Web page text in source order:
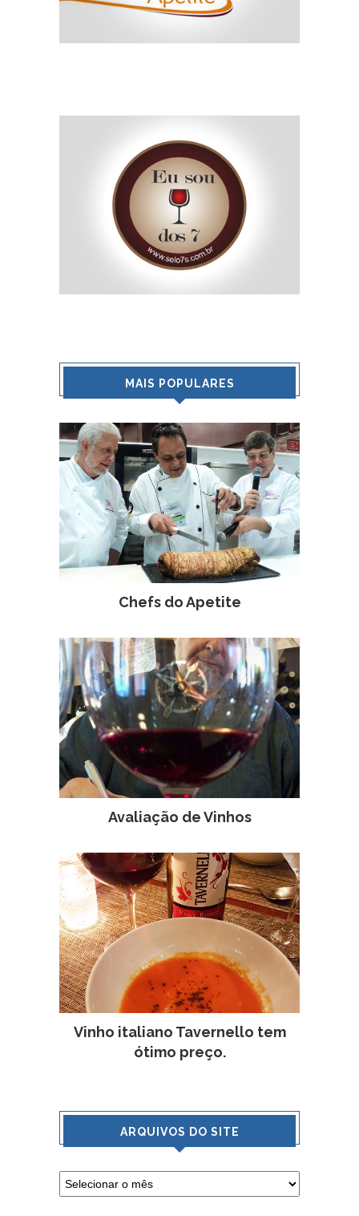
MAIS POPULARES
Chefs do Apetite
Avaliação de Vinhos
Vinho italiano Tavernello tem
ótimo preço.
ARQUIVOS DO SITE